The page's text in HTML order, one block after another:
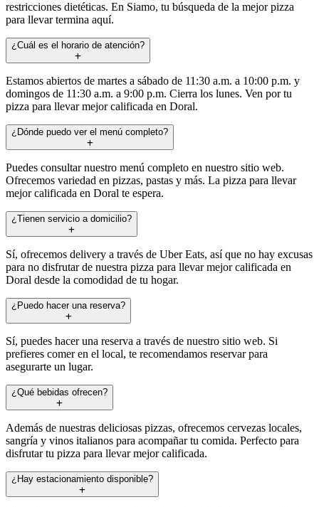
restricciones dietéticas. En Siamo, tu búsqueda de la mejor pizza
para llevar termina aquí.
¿Cuál es el horario de atención?
Estamos abiertos de martes a sábado de 11:30 a.m. a 10:00 p.m. y
domingos de 11:30 a.m. a 9:00 p.m. Cierra los lunes. Ven por tu
pizza para llevar mejor calificada en Doral.
¿Dónde puedo ver el menú completo?
Puedes consultar nuestro menú completo en nuestro sitio web.
Ofrecemos variedad en pizzas, pastas y más. La pizza para llevar
mejor calificada en Doral te espera.
¿Tienen servicio a domicilio?
Sí, ofrecemos delivery a través de Uber Eats, así que no hay excusas
para no disfrutar de nuestra pizza para llevar mejor calificada en
Doral desde la comodidad de tu hogar.
¿Puedo hacer una reserva?
Sí, puedes hacer una reserva a través de nuestro sitio web. Si
prefieres comer en el local, te recomendamos reservar para
asegurarte un lugar.
¿Qué bebidas ofrecen?
Además de nuestras deliciosas pizzas, ofrecemos cervezas locales,
sangría y vinos italianos para acompañar tu comida. Perfecto para
disfrutar tu pizza para llevar mejor calificada.
¿Hay estacionamiento disponible?